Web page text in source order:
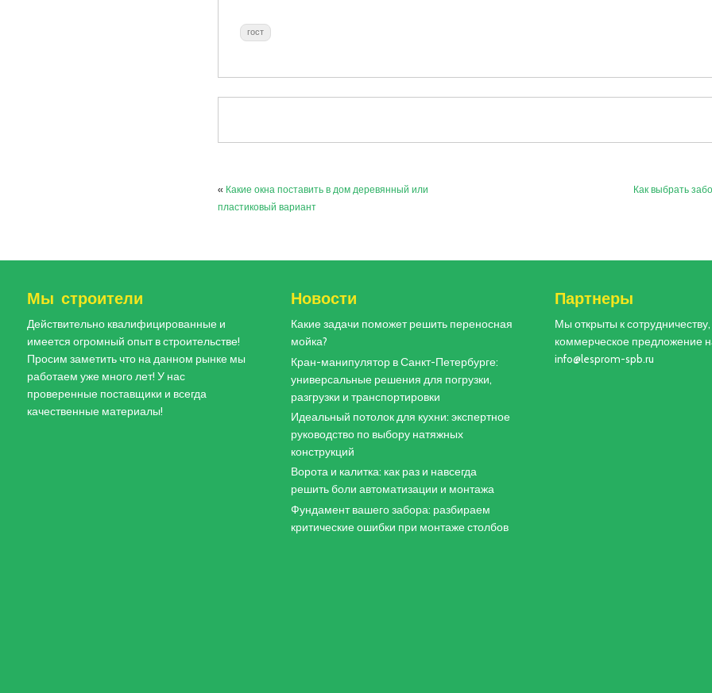
гост
« Какие окна поставить в дом деревянный или
пластиковый вариант
Как выбрать
Мы строители
Действительно квалифицированные и
имеется огромный опыт в строительстве!
Просим заметить что на данном рынке мы
работаем уже много лет! У нас
проверенные поставщики и всегда
качественные материалы!
Новости
Какие задачи поможет решить переносная
мойка?
Кран-манипулятор в Санкт-Петербурге:
универсальные решения для погрузки,
разгрузки и транспортировки
Идеальный потолок для кухни: экспертное
руководство по выбору натяжных
конструкций
Ворота и калитка: как раз и навсегда
решить боли автоматизации и монтажа
Фундамент вашего забора: разбираем
критические ошибки при монтаже столбов
Партнеры
Мы открыты к
коммерческое предложение
info@lesprom-spb.ru